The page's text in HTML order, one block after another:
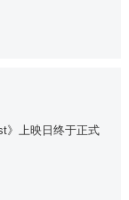
》上映日终于正式